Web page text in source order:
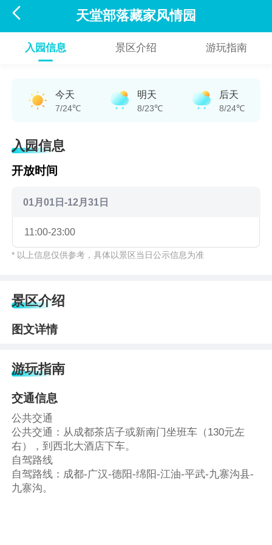
 天堂部落藏家风情园
入园信息 景区介绍 游玩指南
今天
7/24℃
明天
8/23℃
后天
8/24℃
入园信息
开放时间
01月01日-12月31日
11:00-23:00
* 以上信息仅供参考，具体以景区当日公示信息为准
景区介绍
图文详情
游玩指南
交通信息
公共交通
公共交通：从成都茶店子或新南门坐班车（130元左
右），到西北大酒店下车。
自驾路线
自驾路线：成都-广汉-德阳-绵阳-江油-平武-九寨沟县-
九寨沟。